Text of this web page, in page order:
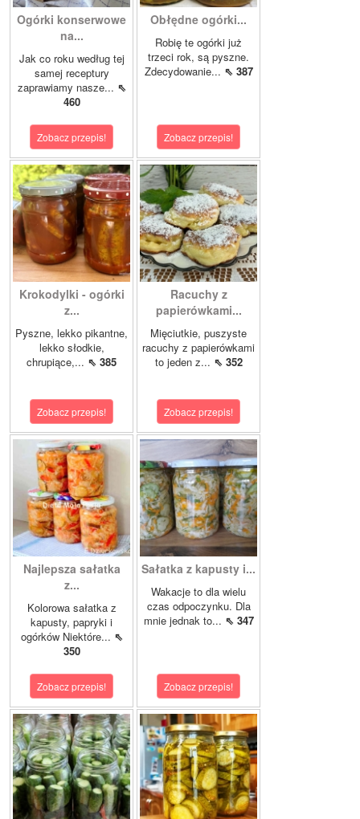
Ogórki konserwowe
na...
Jak co roku według tej
samej receptury
zaprawiamy nasze... ⇖
460
Zobacz przepis!
Obłędne ogórki...
Robię te ogórki już
trzeci rok, są pyszne.
Zdecydowanie... ⇖ 387
Zobacz przepis!
Krokodylki - ogórki
z...
Pyszne, lekko pikantne,
lekko słodkie,
chrupiące,... ⇖ 385
Zobacz przepis!
Racuchy z
papierówkami...
Mięciutkie, puszyste
racuchy z papierówkami
to jeden z... ⇖ 352
Zobacz przepis!
Najlepsza sałatka
z...
Kolorowa sałatka z
kapusty, papryki i
ogórków Niektóre... ⇖
350
Zobacz przepis!
Sałatka z kapusty i...
Wakacje to dla wielu
czas odpoczynku. Dla
mnie jednak to... ⇖ 347
Zobacz przepis!